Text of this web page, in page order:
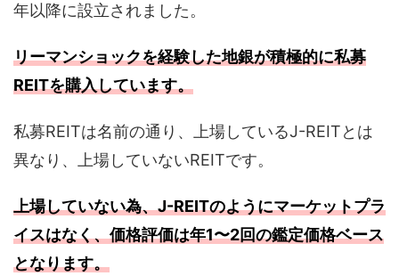
年以降に設立されました。
リーマンショックを経験した地銀が積極的に私募
REITを購入しています。
私募REITは名前の通り、上場しているJ-REITとは
異なり、上場していないREITです。
上場していない為、J-REITのようにマーケットプラ
イスはなく、価格評価は年1〜2回の鑑定価格ベース
となります。